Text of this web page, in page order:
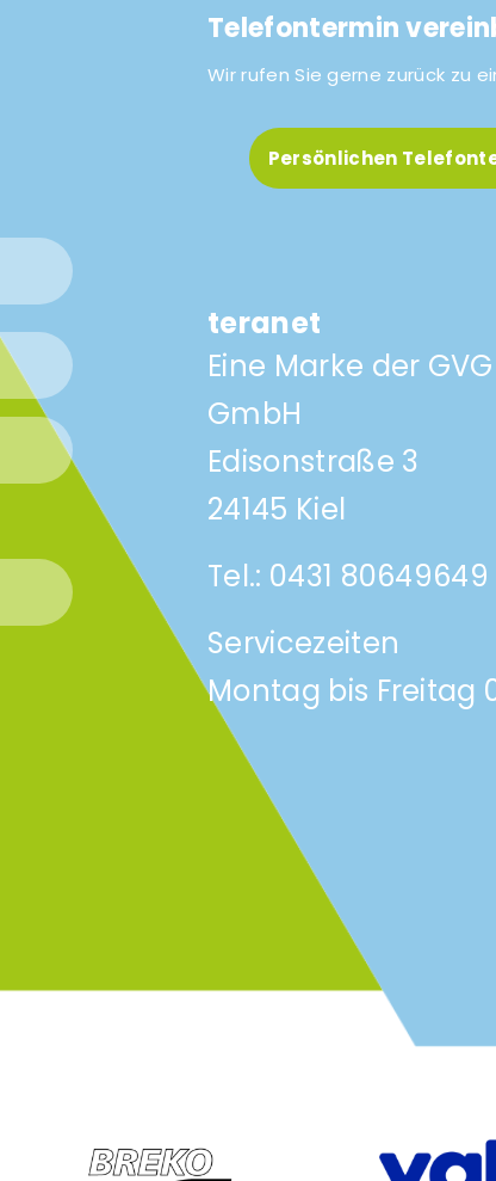
Telefontermin
Wir rufen Sie gerne zurück zu
Persönlichen
teranet
Eine Marke der
GmbH
Edisonstraße 3
24145 Kiel
Tel.: 0431 80649649
Servicezeiten
Montag bis Freitag